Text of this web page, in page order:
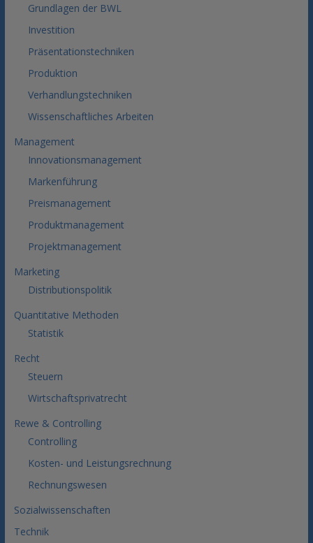
Grundlagen der BWL
Investition
Präsentationstechniken
Produktion
Verhandlungstechniken
Wissenschaftliches Arbeiten
Management
Innovationsmanagement
Markenführung
Preismanagement
Produktmanagement
Projektmanagement
Marketing
Distributionspolitik
Quantitative Methoden
Statistik
Recht
Steuern
Wirtschaftsprivatrecht
Rewe & Controlling
Controlling
Kosten- und Leistungsrechnung
Rechnungswesen
Sozialwissenschaften
Technik